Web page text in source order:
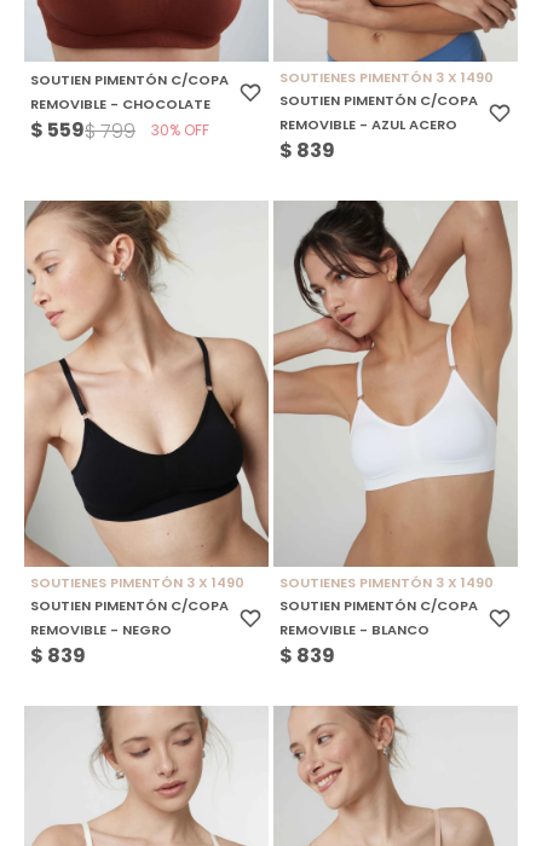
SOUTIEN PIMENTÓN C/COPA
REMOVIBLE - CHOCOLATE
$ 559$799 30
SOUTIENES PIMENTÓN 3 X 1490
SOUTIEN PIMENTÓN C/COPA
REMOVIBLE - AZUL ACERO
$ 839
SOUTIENES PIMENTÓN 3 X 1490
SOUTIEN PIMENTÓN C/COPA
REMOVIBLE - NEGRO
$ 839
SOUTIENES PIMENTÓN 3 X 1490
SOUTIEN PIMENTÓN C/COPA
REMOVIBLE - BLANCO
$ 839